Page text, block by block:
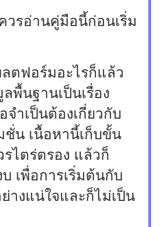
วรอ่านคู่มือนี้ก่อนเริ่ม
ตฟอร์มอะไรก็แล้ว
พื้นฐานเป็นเรื่อง
ำเป็นต้องเกี่ยวกับ
ชั่น เนื้อหานี้เก็บขั้น
ไตร่ตรอง แล้วก็
เพื่อการเริ่มต้นกับ
างแน่ใจและก็ไม่เป็น